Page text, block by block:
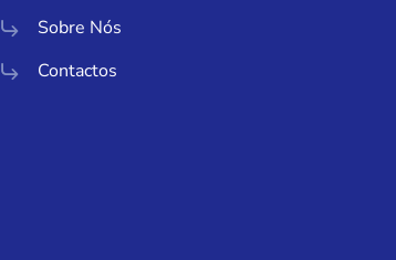
Sobre Nós
Contactos